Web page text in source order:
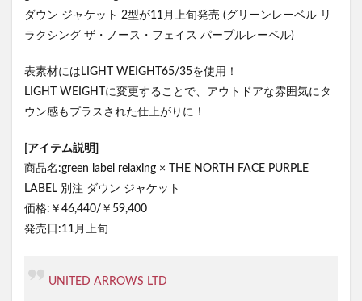
ダウン ジャケット 2型が11月上旬発売 (グリーンレーベル リ
ラクシング ザ・ノース・フェイス パープルレーベル)
表素材にはLIGHT WEIGHT65/35を使用！
LIGHT WEIGHTに変更することで、アウトドアな雰囲気にタ
ウン感もプラスされた仕上がりに！
[アイテム説明]
商品名:green label relaxing × THE NORTH FACE PURPLE
LABEL 別注 ダウン ジャケット
価格:￥46,440/￥59,400
発売日:11月上旬
UNITED ARROWS LTD